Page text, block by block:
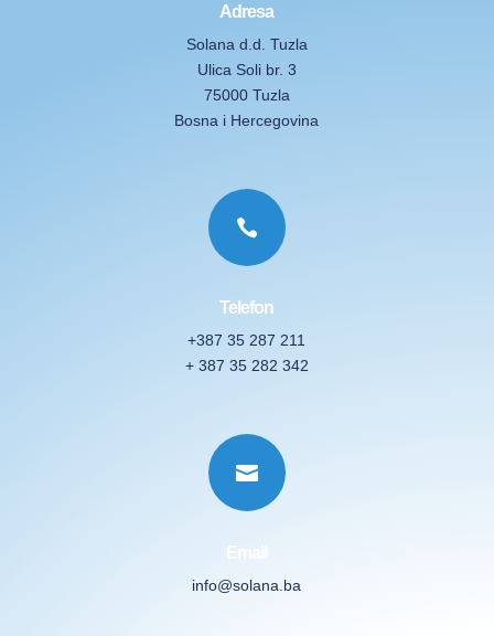
Adresa
Solana d.d. Tuzla
Ulica Soli br. 3
75000 Tuzla
Bosna i Hercegovina

Telefon
+387 35 287 211
+ 387 35 282 342

Email
info@solana.ba